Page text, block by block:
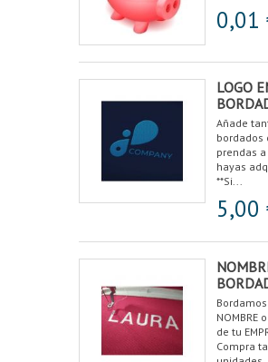
0,01
LOGO
Añade
bordados
prendas
hayas
**Si...
5,00
Bordamos
NOMBRE
de tu
Compra